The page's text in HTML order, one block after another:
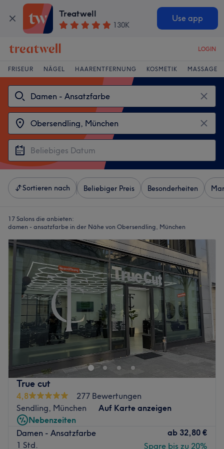
Treatwell
130K
Use app
LOGIN
FRISEUR NÄGEL HAARENTFERNUNG KOSMETIK MASSAGE
Sortieren nach Beliebiger Preis Besonderheiten
17 Salons die anbieten:
damen - ansatzfarbe in der Nähe von Obersendling, München
True cut
4,8
277 Bewertungen
Sendling, München
Auf Karte anzeigen
Nebenzeiten
Damen - Ansatzfarbe
1 Std.
ab 32,80 €
Spare bis zu 20%